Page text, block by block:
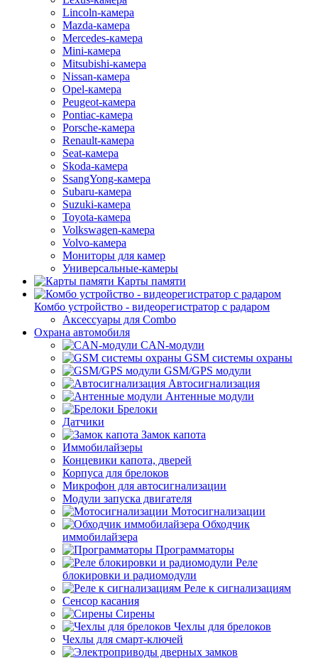
Lincoln-камера
Mazda-камера
Mercedes-камера
Mini-камера
Mitsubishi-камера
Nissan-камера
Opel-камера
Peugeot-камера
Pontiac-камера
Porsche-камера
Renault-камера
Seat-камера
Skoda-камера
SsangYong-камера
Subaru-камера
Suzuki-камера
Toyota-камера
Volkswagen-камера
Volvo-камера
Мониторы для камер
Универсальные-камеры
Карты памяти
Комбо устройство - видеорегистратор с радаром
Аксессуары для Combo
Охрана автомобиля
CAN-модули
GSM системы охраны
GSM/GPS модули
Автосигнализация
Антенные модули
Брелоки
Датчики
Замок капота
Иммобилайзеры
Концевики капота, дверей
Корпуса для брелоков
Микрофон для автосигнализации
Модули запуска двигателя
Мотосигнализации
Обходчик
иммобилайзера
Программаторы
Реле
блокировки и радиомодули
Реле к сигнализациям
Сенсор касания
Сирены
Чехлы для брелоков
Чехлы для смарт-ключей